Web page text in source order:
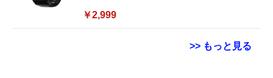
アーマー・プロ 062CS25324 (ブラック)
￥2,999
>> もっと見る